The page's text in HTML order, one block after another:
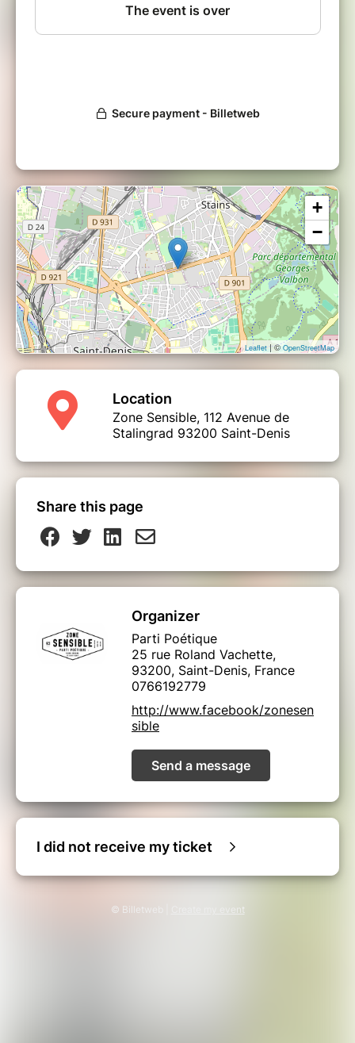
: samedi 18 Juillet
Tarif unique: 5€
et qui n’entravent pas vos mouvements.
Retrouvez-la surFacebooketInstagram.
***
Zone Sensible, 112 avenue de Stalingrad,
Saint-Denis
Métro : Ligne 13, Saint-Denis - Université
Bus : 356 et 255, Clos Hanot
Téléphone : 07 66 19 27 79
+
−
Leaflet| ©OpenStreetMap
Location
Zone Sensible, 112 Avenue de
Stalingrad 93200 Saint-Denis
Share this page
Organizer
Parti Poétique
25 rue Roland Vachette,
93200, Saint-Denis, France
0766192779
http://www.facebook/zonesen
sible
Send a message
I did not receive my ticket
© Billetweb | Create my event